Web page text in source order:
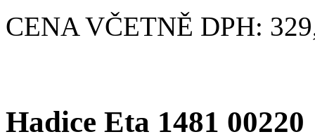
CENA VČETNĚ DPH:
Hadice Eta 1481 00220